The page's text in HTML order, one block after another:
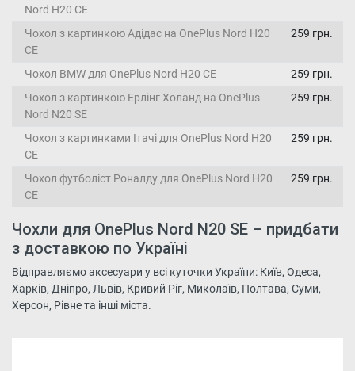
Nord Н20 СЕ
Чохол з картинкою Адідас на OnePlus Nord Н20
СЕ
259 грн.
Чохол BMW для OnePlus Nord Н20 СЕ
259 грн.
Чохол з картинкою Ерлінг Холанд на OnePlus
Nord N20 SE
259 грн.
Чохол з картинками Ітачі для OnePlus Nord Н20
СЕ
259 грн.
Чохол футболіст Роналду для OnePlus Nord Н20
СЕ
259 грн.
Чохли для OnePlus Nord N20 SE – придбати
з доставкою по Україні
Відправляємо аксесуари у всі куточки України: Київ, Одеса,
Харків, Дніпро, Львів, Кривий Ріг, Миколаїв, Полтава, Суми,
Херсон, Рівне та інші міста.